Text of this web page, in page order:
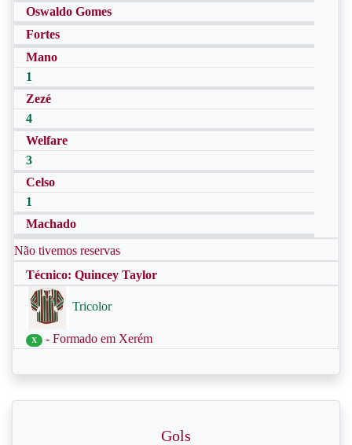
Oswaldo Gomes
Fortes
Mano
1
Zezé
4
Welfare
3
Celso
1
Machado
Não tivemos reservas
Técnico: Quincey Taylor
Tricolor
X - Formado em Xerém
Gols